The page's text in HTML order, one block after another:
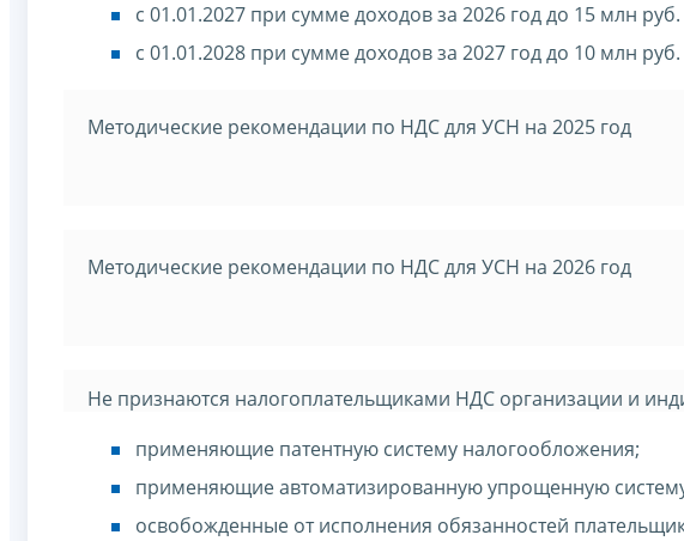
с 01.01.2027 при сумме доходов за 2026 год до 15 млн
с 01.01.2028 при сумме доходов за 2027 год до 10 млн
Методические рекомендации по НДС для УСН на 2025 год
Методические рекомендации по НДС для УСН на 2026 год
Не признаются налогоплательщиками НДС организации и
применяющие патентную систему налогообложения;
применяющие автоматизированную упрощенную
освобожденные от исполнения обязанностей